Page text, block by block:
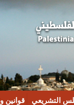
التشريعي قوانين